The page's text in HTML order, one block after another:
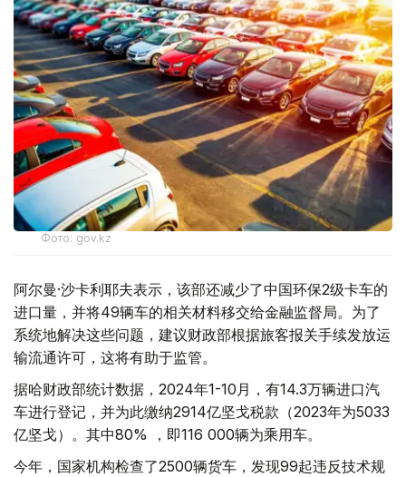
Фото: gov.kz
阿尔曼·沙卡利耶夫表示，该部还减少了中国环保2级卡车的
进口量，并将49辆车的相关材料移交给金融监督局。为了
系统地解决这些问题，建议财政部根据旅客报关手续发放运
输流通许可，这将有助于监管。
据哈财政部统计数据，2024年1-10月，有14.3万辆进口汽
车进行登记，并为此缴纳2914亿坚戈税款（2023年为5033
亿坚戈）。其中80% ，即116 000辆为乘用车。
今年，国家机构检查了2500辆货车，发现99起违反技术规